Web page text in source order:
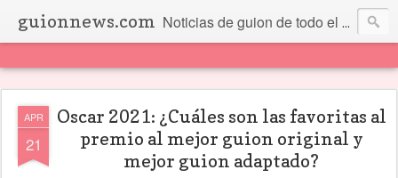
guionnews.com Noticias de guion de todo el mundo... Y más.
APR
21
Oscar 2021: ¿Cuáles son las favoritas al
premio al mejor guion original y
mejor guion adaptado?